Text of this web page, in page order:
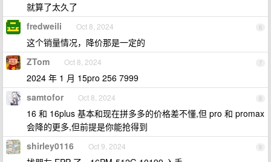
就算了太久了
6
fredweili Oct 8, 2024
这个销量情况，降价那是一定的
7
ZTom Oct 8, 2024
2024 年 1 月 15pro 256 7999
8
samtofor Oct 8, 2024
16 和 16plus 基本和现在拼多多的价格差不懂,但 pro 和 promax
会降的更多,但前提是你能抢得到
9
shirley0116 Oct 9, 2024